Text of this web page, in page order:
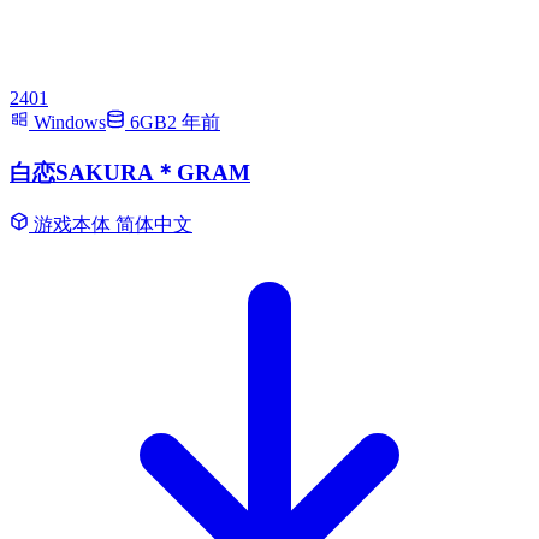
2401
Windows
6GB2 年前
白恋SAKURA＊GRAM
游戏本体 简体中文